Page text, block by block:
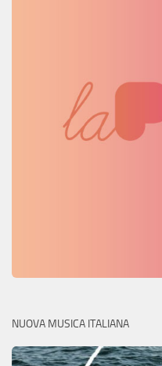
NUOVA MUSICA ITALIANA